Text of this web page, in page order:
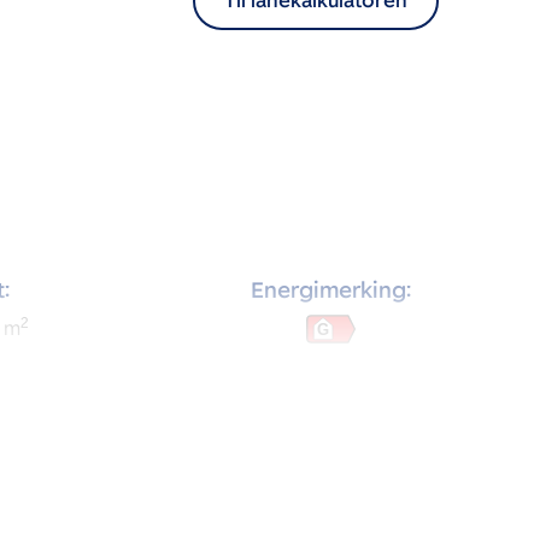
m2
Energimerking:
G